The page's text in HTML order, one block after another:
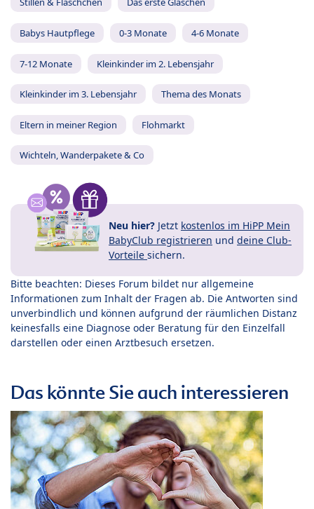
Babys Hautpflege 0-3 Monate 4-6 Monate
7-12 Monate Kleinkinder im 2. Lebensjahr
Kleinkinder im 3. Lebensjahr Thema des Monats
Eltern in meiner Region Flohmarkt
Wichteln, Wanderpakete & Co
Neu hier? Jetzt kostenlos im HiPP Mein
BabyClub registrieren und deine Club-
Vorteile sichern.
Bitte beachten: Dieses Forum bildet nur allgemeine
Informationen zum Inhalt der Fragen ab. Die Antworten sind
unverbindlich und können aufgrund der räumlichen Distanz
keinesfalls eine Diagnose oder Beratung für den Einzelfall
darstellen oder einen Arztbesuch ersetzen.
Das könnte Sie auch interessieren